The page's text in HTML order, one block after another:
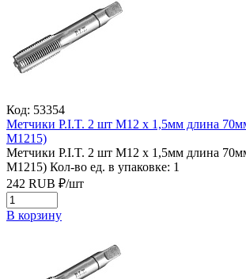
Код: 53354
Метчики P.I.T. 2 шт M12 x 1,5мм длина
M1215)
Метчики P.I.T. 2 шт M12 x 1,5мм длина
M1215) Кол-во ед. в упаковке: 1
242 RUB ₽/шт
В корзину